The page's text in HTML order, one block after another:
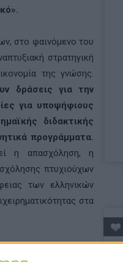
στο φαινόμενο του
στρατηγική
της γνώσης.
δράσεις για την
για υποψήφιους
διδακτικής
προγράμματα.
η απασχόληση, η
πτυχιούχων
των ελληνικών
στα
γνώσης και